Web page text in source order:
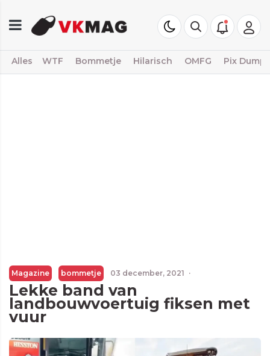
Alles WTF Bommetje Hilarisch OMFG Pix Dump
Magazine bommetje 03 december, 2021 ·
Lekke band van
landbouwvoertuig fiksen met
vuur